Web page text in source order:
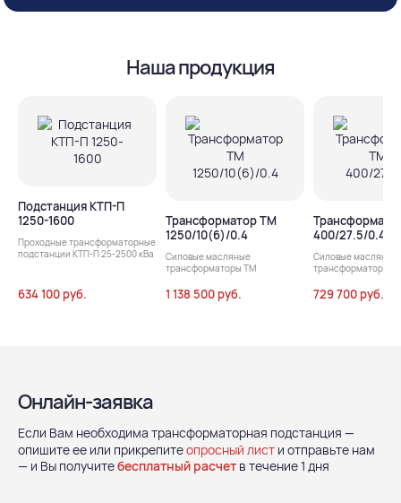
Наша продукция
Подстанция КТП-П
1250-1600
Проходные трансформаторные
подстанции КТП-П 25-2500 кВа
634 100 руб.
Трансформатор ТМ
1250/10(6)/0.4
Силовые масляные
трансформаторы ТМ
1 138 500 руб.
400/27.5/0.4
Силовые масляные
трансформаторы
729 700 руб.
Онлайн-заявка
Если Вам необходима трансформаторная подстанция —
опишите ее или прикрепитеопросный лист и отправьте нам
— и Вы получитебесплатный расчет в течение 1 дня